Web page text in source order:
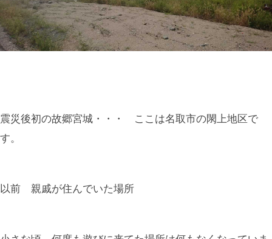
震災後初の故郷宮城・・・ ここは名取市の閖上地区で
す。
以前 親戚が住んでいた場所